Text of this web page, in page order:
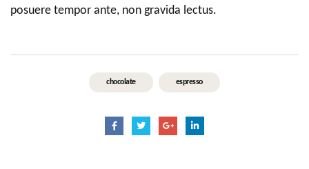
posuere tempor ante, non gravida lectus.
chocolate espresso